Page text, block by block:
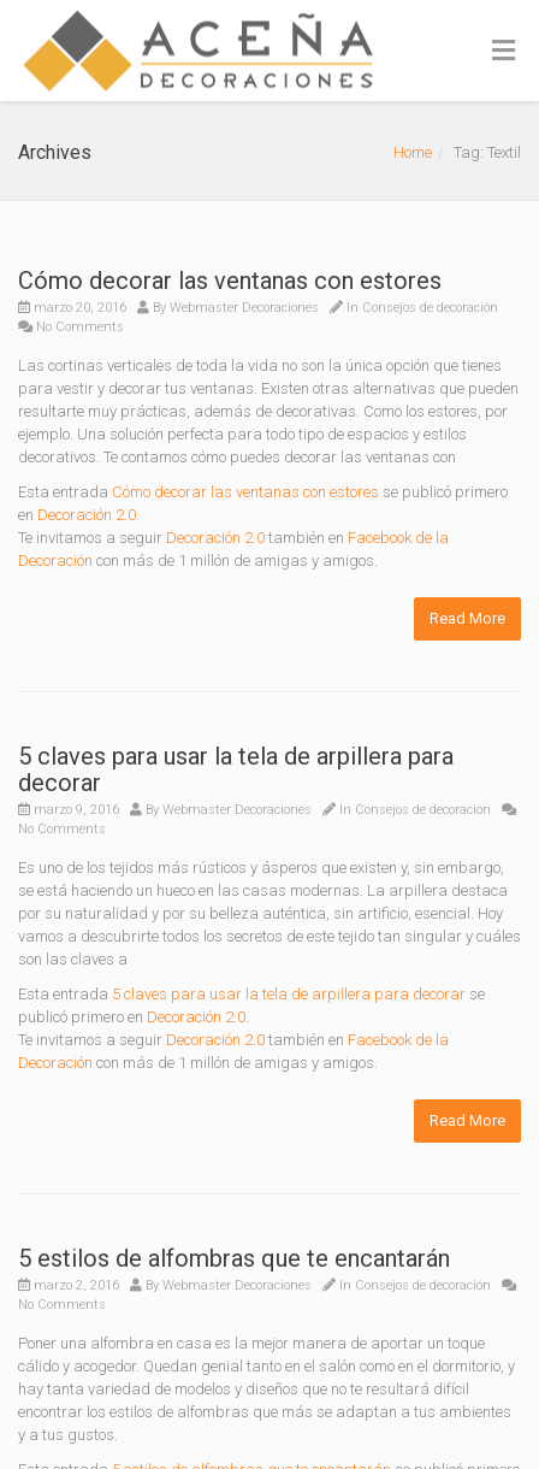
Archives Home Tag: Textil
Cómo decorar las ventanas con estores
marzo 20, 2016 By Webmaster Decoraciones In Consejos de decoración
No Comments
Las cortinas verticales de toda la vida no son la única opción que tienes
para vestir y decorar tus ventanas. Existen otras alternativas que pueden
resultarte muy prácticas, además de decorativas. Como los estores, por
ejemplo. Una solución perfecta para todo tipo de espacios y estilos
decorativos. Te contamos cómo puedes decorar las ventanas con
Esta entrada Cómo decorar las ventanas con estores se publicó primero
en Decoración 2.0.
Te invitamos a seguir Decoración 2.0 también en Facebook de la
Decoración con más de 1 millón de amigas y amigos.
Read More
5 claves para usar la tela de arpillera para
decorar
marzo 9, 2016 By Webmaster Decoraciones In Consejos de decoración
No Comments
Es uno de los tejidos más rústicos y ásperos que existen y, sin embargo,
se está haciendo un hueco en las casas modernas. La arpillera destaca
por su naturalidad y por su belleza auténtica, sin artificio, esencial. Hoy
vamos a descubrirte todos los secretos de este tejido tan singular y cuáles
son las claves a
Esta entrada 5 claves para usar la tela de arpillera para decorar se
publicó primero en Decoración 2.0.
Te invitamos a seguir Decoración 2.0 también en Facebook de la
Decoración con más de 1 millón de amigas y amigos.
Read More
5 estilos de alfombras que te encantarán
marzo 2, 2016 By Webmaster Decoraciones In Consejos de decoración
No Comments
Poner una alfombra en casa es la mejor manera de aportar un toque
cálido y acogedor. Quedan genial tanto en el salón como en el dormitorio, y
hay tanta variedad de modelos y diseños que no te resultará difícil
encontrar los estilos de alfombras que más se adaptan a tus ambientes
y a tus gustos.